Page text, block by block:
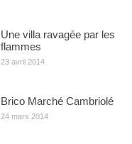
Une villa ravagée par les
flammes
23 avril 2014
Brico Marché Cambriolé
24 mars 2014